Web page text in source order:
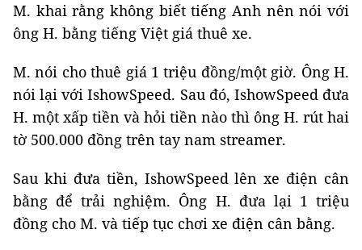
M. khai rằng không biết tiếng Anh nên nói với
ông H. bằng tiếng Việt giá thuê xe.
M. nói cho thuê giá 1 triệu đồng/một giờ. Ông H.
nói lại với IshowSpeed. Sau đó, IshowSpeed đưa
H. một xấp tiền và hỏi tiền nào thì ông H. rút hai
tờ 500.000 đồng trên tay nam streamer.
Sau khi đưa tiền, IshowSpeed lên xe điện cân
bằng để trải nghiệm. Ông H. đưa lại 1 triệu
đồng cho M. và tiếp tục chơi xe điện cân bằng.